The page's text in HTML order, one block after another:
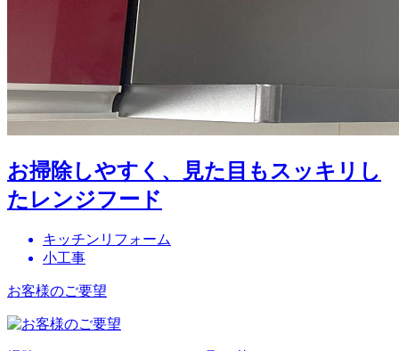
お掃除しやすく、見た目もスッキリし
たレンジフード
キッチンリフォーム
小工事
お客様のご要望